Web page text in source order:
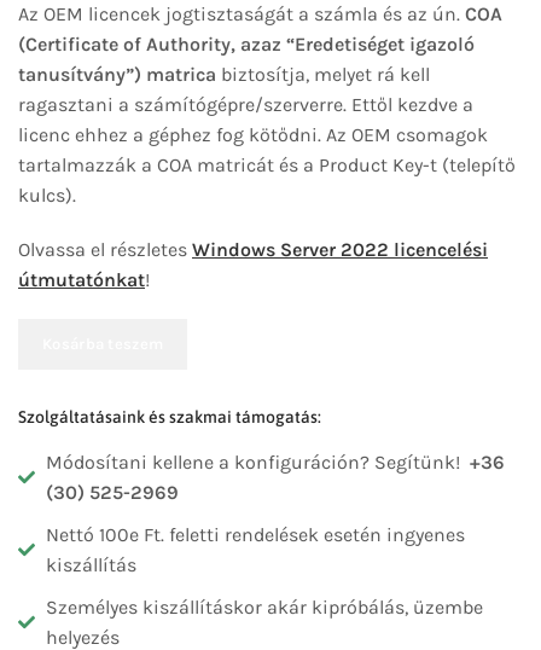
Az OEM licencek jogtisztaságát a számla és az ún. COA
(Certificate of Authority, azaz “Eredetiséget igazoló
tanusítvány”) matrica biztosítja, melyet rá kell
ragasztani a számítógépre/szerverre. Ettől kezdve a
licenc ehhez a géphez fog kötődni. Az OEM csomagok
tartalmazzák a COA matricát és a Product Key-t (telepítő
kulcs).
Olvassa el részletes Windows Server 2022 licencelési
útmutatónkat!
Szolgáltatásaink és szakmai támogatás:
Módosítani kellene a konfiguráción? Segítünk! +36
(30) 525-2969
Nettó 100e Ft. feletti rendelések esetén ingyenes
kiszállítás
Személyes kiszállításkor akár kipróbálás, üzembe
helyezés